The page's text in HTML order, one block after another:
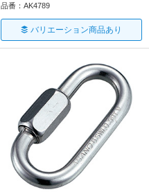
品番：AK4789
バリエーション商品あり